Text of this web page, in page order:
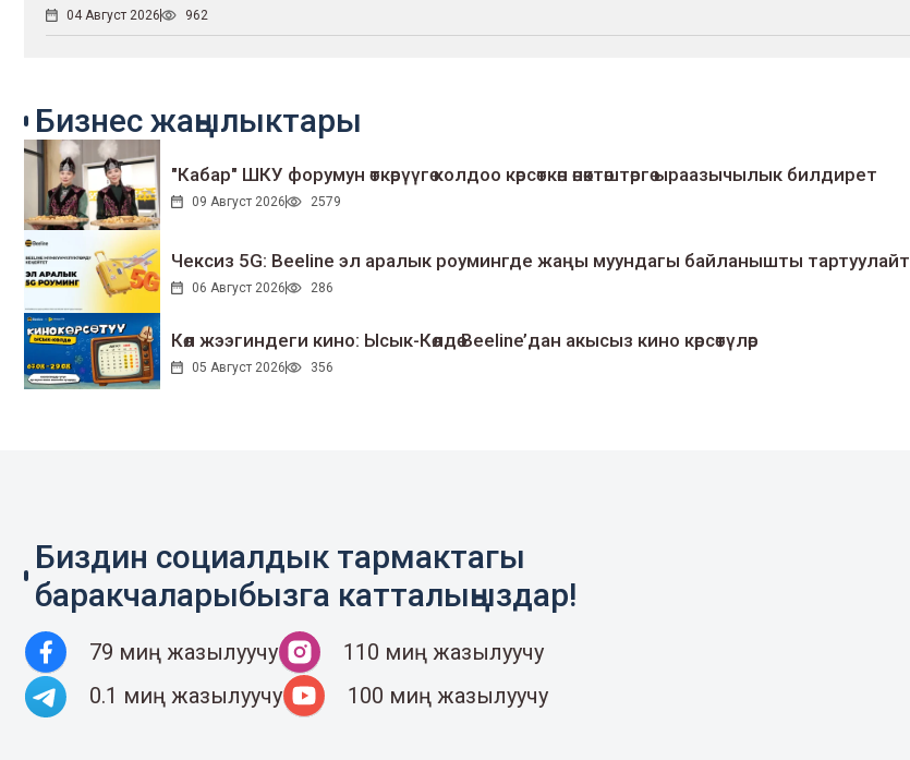
04 Август 2026 962
Бизнес жаңылыктары
"Кабар" ШКУ форумун өткөрүүгө колдоо көрсөткөн өнөктөштөргө ыраазычылык билдирет
09 Август 2026 2579
Чексиз 5G: Beeline эл аралык роумингде жаңы муундагы байланышты тартуулайт
06 Август 2026 286
Көл жээгиндеги кино: Ысык-Көлдө Beeline’дан акысыз кино көрсөтүлөр
05 Август 2026 356
Биздин социалдык тармактагы
баракчаларыбызга катталыңыздар!
79 миң жазылуучу
110 миң жазылуучу
0.1 миң жазылуучу
100 миң жазылуучу